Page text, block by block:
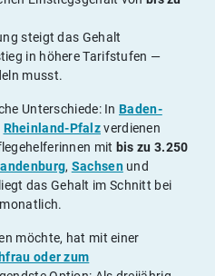
steigt das Gehalt
in höhere Tarifstufen —
musst.
Unterschiede: In Baden-
Rheinland-Pfalzverdienen
mit bis zu 3.250
, Sachsenund
liegt das Gehalt im Schnitt bei
monatlich.
möchte, hat mit einer
oder zum